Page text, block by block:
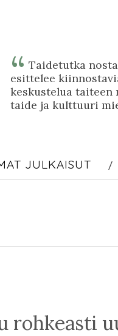
Taidetutka
esittelee
keskustelua taiteen
taide ja kulttuuri
JULKAISUT
rohkeasti